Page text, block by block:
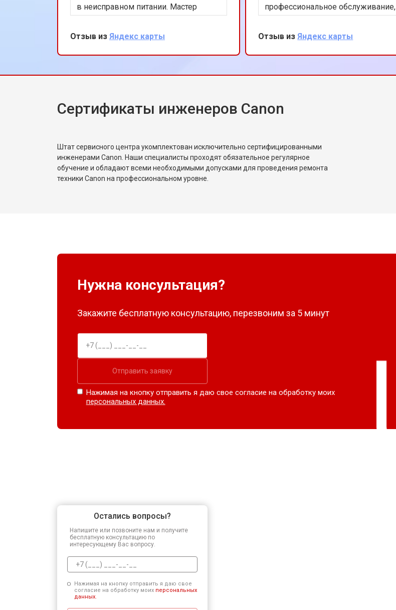
в неисправном питании. Мастер
Алексей быстро устранил
неисправность. Очень доволен
результатом!
Отзыв из Яндекс карты
профессиональное обслуживание,
большое спасибо!
Отзыв изЯндекс карты
Сертификаты инженеров Canon
Штат сервисного центра укомплектован исключительно сертифицированными
инженерами Canon. Наши специалисты проходят обязательное регулярное
обучение и обладают всеми необходимыми допусками для проведения ремонта
техники Canon на профессиональном уровне.
Нужна консультация?
Закажите бесплатную консультацию, перезвоним за 5 минут
Отправить заявку
Нажимая на кнопку отправить я даю свое согласие на обработку моих
персональных данных.
Остались вопросы?
Напишите или позвоните нам и получите
бесплатную консультацию по
интересующему Вас вопросу.
Нажимая на кнопку отправить я даю свое
согласие на обработку моих персональных
данных.